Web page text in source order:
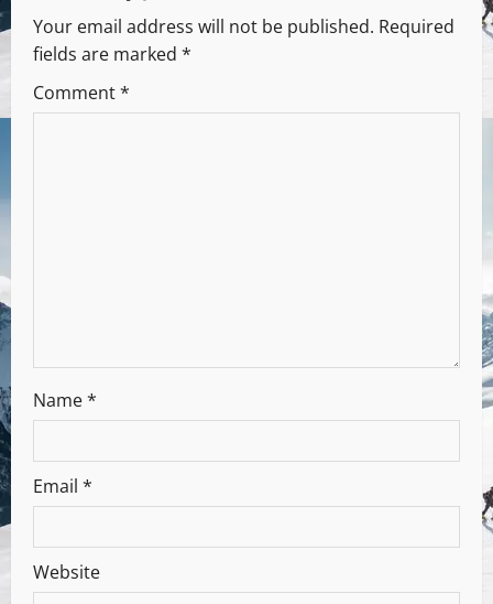
Your email address will not be published. Required
fields are marked *
Comment*
Name*
Email *
Website